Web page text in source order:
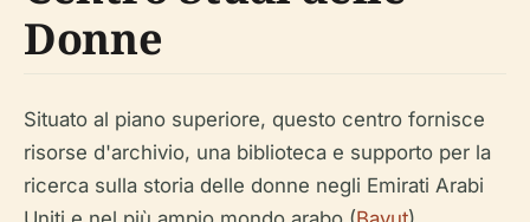
Donne
Situato al piano superiore, questo centro fornisce
risorse d'archivio, una biblioteca e supporto per la
ricerca sulla storia delle donne negli Emirati Arabi